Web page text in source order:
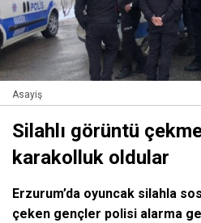
Asayiş
Silahlı görüntü
karakolluk oldular
Erzurum’da oyuncak silahla
çeken gençler polisi alarma